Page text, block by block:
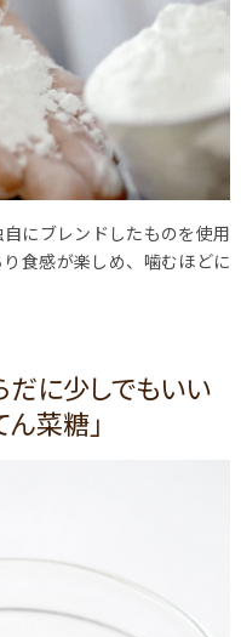
にブレンドしたものを使用
食感が楽しめ、噛むほどに
だに少しでもいい
菜糖」